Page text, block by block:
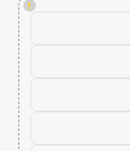
!